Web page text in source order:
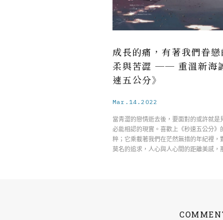
成長的痛，有著我們眷
柔與苦澀 ── 重溫新海
速五公分》
Mar.14.2022
當青澀的戀情逝去後，要面對的或許就是
必能相認的現實。喜歡上《秒速五公分》
粹；它乘載著我們在茫然無措的年紀裡，
莫名的追求，人心與人心間的距離美感，